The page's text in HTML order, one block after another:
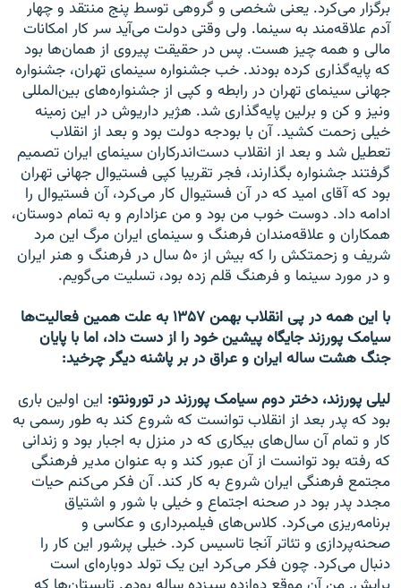
برگزار می‌کرد. یعنی شخصی و گروهی توسط پنج منتقد و چهار
آدم علاقه‌مند به سینما. ولی وقتی دولت می‌آید سر کار امکانات
مالی و همه چیز هست. پس در حقیقت پیروی از همان‌ها بود
که پایه‌گذاری کرده بودند. خب جشنواره سینمای تهران، جشنواره
جهانی سینمای تهران در رابطه و کپی از جشنواره‌های بین‌المللی
ونیز و کن و برلین پایه‌گذاری شد. هژیر داریوش در این زمینه
خیلی زحمت کشید. آن با بودجه دولت بود و بعد از انقلاب
تعطیل شد و بعد از انقلاب دست‌اندرکاران سینمای ایران تصمیم
گرفتند جشنواره بگذارند، فجر تقریبا کپی فستیوال جهانی تهران
بود که آقای امید که در آن فستیوال کار می‌کرد، آن فستیوال را
ادامه داد. دوست خوب من بود و من عزادارم و به تمام دوستان،
همکاران و علاقه‌مندان فرهنگ و سینمای ایران مرگ این مرد
شریف و زحمتکش را که بیش از ۵۰ سال در فرهنگ و هنر ایران
و در مورد سینما و فرهنگ قلم زده بود، تسلیت می‌گویم.
با این همه در پی انقلاب بهمن ۱۳۵۷ به علت همین فعالیت‌ها
سیامک پورزند جایگاه پیشین خود را از دست داد، اما با پایان
جنگ هشت ساله ایران و عراق در بر پاشنه دیگر چرخید:
لیلی پورزند، دختر دوم سیامک پورزند در تورونتو: این اولین باری
بود که پدر بعد از انقلاب توانست که شروع کند به طور رسمی به
کار و تمام آن سال‌های بیکاری که در منزل به اجبار بود و زندانی
که رفته بود توانست از آن عبور کند و به عنوان مدیر فرهنگی
مجتمع فرهنگی ایران شروع به کار کند. آن فکر می‌کنم حیات
مجدد پدر بود در صحنه اجتماع و خیلی با شور و اشتیاق
برنامه‌ریزی می‌کرد. کلاس‌های فیلمبرداری و عکاسی و
صحنه‌پردازی و تئا‌تر آنجا تاسیس کرد. خیلی پرشور این کار را
دنبال می‌کرد. چون فکر می‌کرد این یک تولد دوباره‌ای است